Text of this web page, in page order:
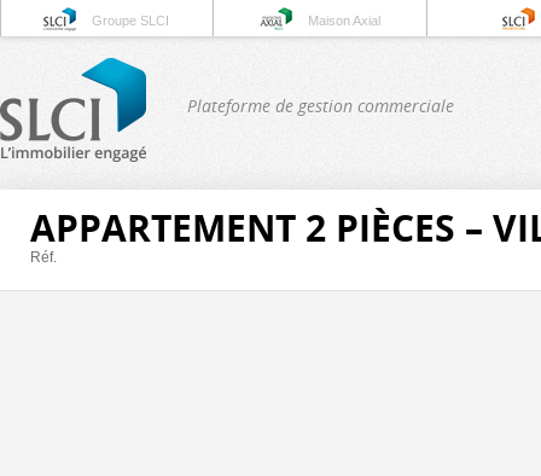
Groupe SLCI Maison Axial
Plateforme de gestion commerciale
APPARTEMENT 2 PIÈCES –
Réf.